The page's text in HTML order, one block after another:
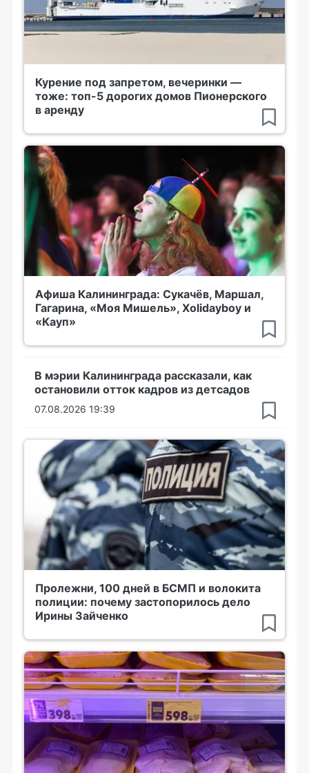
Курение под запретом, вечеринки —
тоже: топ-5 дорогих домов Пионерского
в аренду
Афиша Калининграда: Сукачёв, Маршал,
Гагарина, «Моя Мишель», Xolidayboy и
«Кауп»
В мэрии Калининграда рассказали, как
остановили отток кадров из детсадов
07.08.2026 19:39
Пролежни, 100 дней в БСМП и волокита
полиции: почему застопорилось дело
Ирины Зайченко